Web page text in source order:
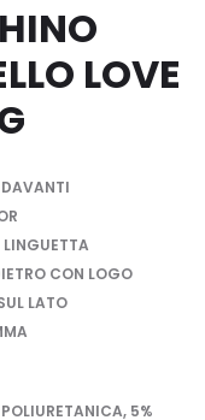
LOVE
LINGUETTA
CON LOGO
LATO
5%